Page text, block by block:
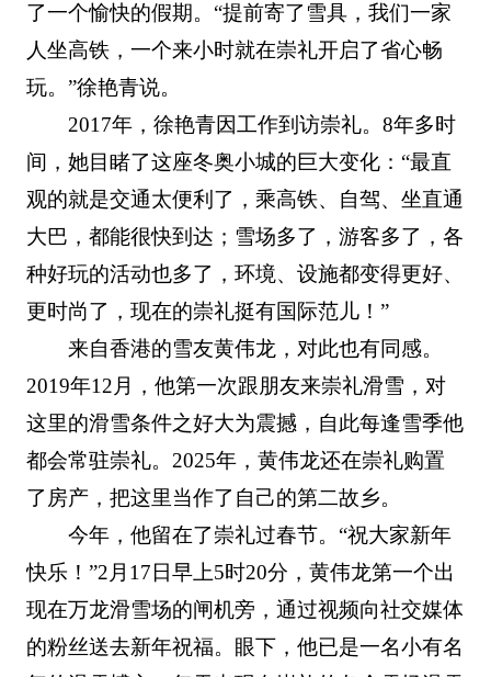
了一个愉快的假期。“提前寄了雪具，我们一家
人坐高铁，一个来小时就在崇礼开启了省心畅
玩。”徐艳青说。
2017年，徐艳青因工作到访崇礼。8年多时
间，她目睹了这座冬奥小城的巨大变化：“最直
观的就是交通太便利了，乘高铁、自驾、坐直通
大巴，都能很快到达；雪场多了，游客多了，各
种好玩的活动也多了，环境、设施都变得更好、
更时尚了，现在的崇礼挺有国际范儿！”
来自香港的雪友黄伟龙，对此也有同感。
2019年12月，他第一次跟朋友来崇礼滑雪，对
这里的滑雪条件之好大为震撼，自此每逢雪季他
都会常驻崇礼。2025年，黄伟龙还在崇礼购置
了房产，把这里当作了自己的第二故乡。
今年，他留在了崇礼过春节。“祝大家新年
快乐！”2月17日早上5时20分，黄伟龙第一个出
现在万龙滑雪场的闸机旁，通过视频向社交媒体
的粉丝送去新年祝福。眼下，他已是一名小有名